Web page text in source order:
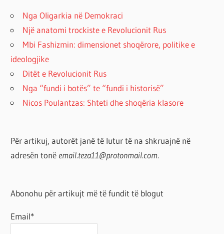
Nga Oligarkia në Demokraci
Një anatomi trockiste e Revolucionit Rus
Mbi Fashizmin: dimensionet shoqërore, politike e
ideologjike
Ditët e Revolucionit Rus
Nga “fundi i botës” te “fundi i historisë”
Nicos Poulantzas: Shteti dhe shoqëria klasore
Për artikuj, autorët janë të lutur të na shkruajnë në
adresën tonë email.teza11@protonmail.com.
Abonohu për artikujt më të fundit të blogut
Email*